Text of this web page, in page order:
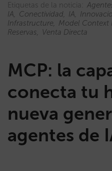
Etiquetas de la noticia:
IA
Conectividad IA
Infrastructure
Model Context
Reservas
Venta Directa
MCP: la
conecta tu
nueva
agentes de